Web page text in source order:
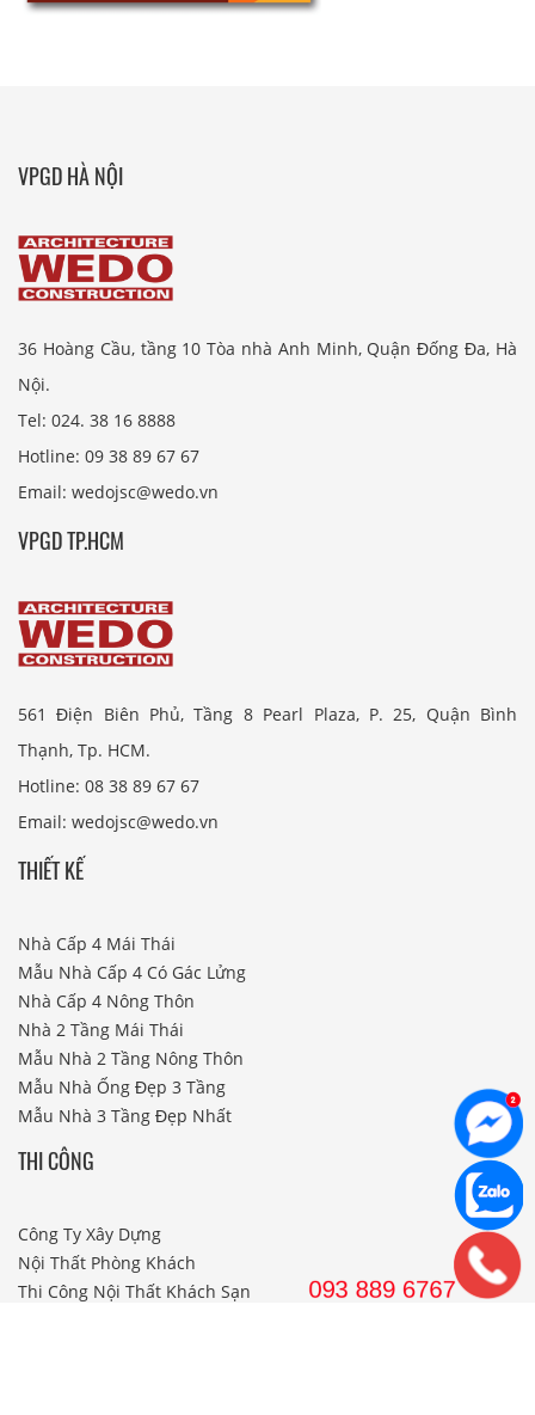
VPGD HÀ NỘI
36 Hoàng Cầu, tầng 10 Tòa nhà Anh Minh, Quận Đống Đa, Hà
Nội.
Tel: 024. 38 16 8888
Hotline: 09 38 89 67 67
Email: wedojsc@wedo.vn
VPGD TP.HCM
561 Điện Biên Phủ, Tầng 8 Pearl Plaza, P. 25, Quận Bình
Thạnh, Tp. HCM.
Hotline: 08 38 89 67 67
Email: wedojsc@wedo.vn
THIẾT KẾ
Nhà Cấp 4 Mái Thái
Mẫu Nhà Cấp 4 Có Gác Lửng
Nhà Cấp 4 Nông Thôn
Nhà 2 Tầng Mái Thái
Mẫu Nhà 2 Tầng Nông Thôn
Mẫu Nhà Ống Đẹp 3 Tầng
Mẫu Nhà 3 Tầng Đẹp Nhất
THI CÔNG
Công Ty Xây Dựng
Nội Thất Phòng Khách
Thi Công Nội Thất Khách Sạn